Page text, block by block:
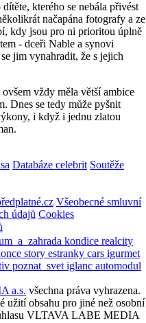
kterého se nebála přivést
načapána fotografy a ze
kdy jsou pro ni prioritou úplně
- dceři Nable a synovi
jim vynahradit, že s jejich
vždy měla větší ambice
Dnes se tedy může pyšnit
i když i jednu zlatou
Databáze celebrit Soutěže
Všeobecné smluvní
údajů Cookies
kondice realcity
story estranky cars igurmet
poznat_svet iglanc automodul
a.s. všechna práva vyhrazena.
užití obsahu pro jiné než osobní
VLTAVA LABE MEDIA